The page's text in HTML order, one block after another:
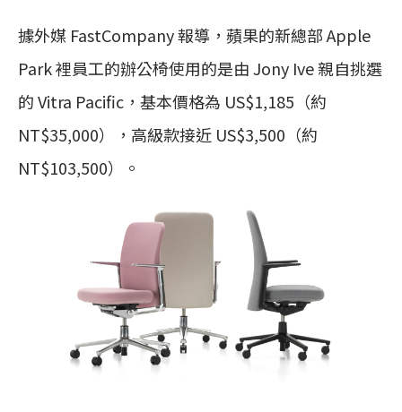
據外媒 FastCompany 報導，蘋果的新總部 Apple
Park 裡員工的辦公椅使用的是由 Jony Ive 親自挑選
的 Vitra Pacific，基本價格為 US$1,185（約
NT$35,000），高級款接近 US$3,500（約
NT$103,500）。